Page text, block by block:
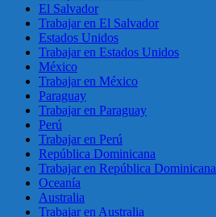
El Salvador
Trabajar en El Salvador
Estados Unidos
Trabajar en Estados Unidos
México
Trabajar en México
Paraguay
Trabajar en Paraguay
Perú
Trabajar en Perú
República Dominicana
Trabajar en República Dominicana
Oceanía
Australia
Trabajar en Australia